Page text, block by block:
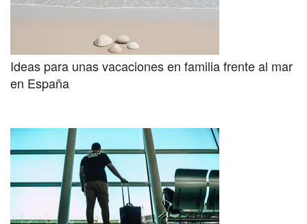
Ideas para unas vacaciones en familia frente al mar
en España